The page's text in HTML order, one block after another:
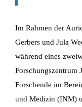
Im Rahmen der
Gerbers und Jula
während eines
Forschungszentrum
Forschende im
und Medizin (INM)